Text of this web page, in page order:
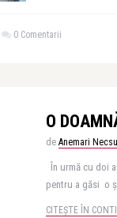
0 Comentarii
O
de Anemari
În urmă cu doi
pentru a găsi o
CITEȘTE ÎN